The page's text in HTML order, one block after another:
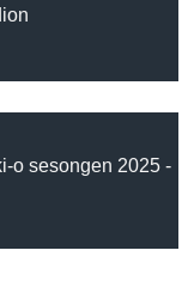
o sesongen 2025 -